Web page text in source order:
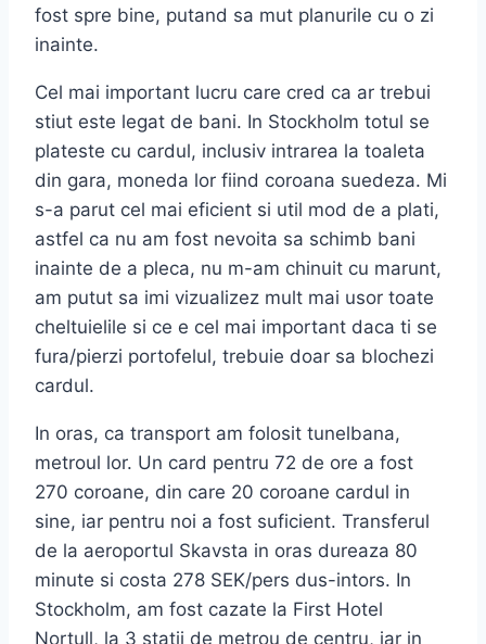
fost spre bine, putand sa mut planurile cu o zi
inainte.
Cel mai important lucru care cred ca ar trebui
stiut este legat de bani. In Stockholm totul se
plateste cu cardul, inclusiv intrarea la toaleta
din gara, moneda lor fiind coroana suedeza. Mi
s-a parut cel mai eficient si util mod de a plati,
astfel ca nu am fost nevoita sa schimb bani
inainte de a pleca, nu m-am chinuit cu marunt,
am putut sa imi vizualizez mult mai usor toate
cheltuielile si ce e cel mai important daca ti se
fura/pierzi portofelul, trebuie doar sa blochezi
cardul.
In oras, ca transport am folosit tunelbana,
metroul lor. Un card pentru 72 de ore a fost
270 coroane, din care 20 coroane cardul in
sine, iar pentru noi a fost suficient. Transferul
de la aeroportul Skavsta in oras dureaza 80
minute si costa 278 SEK/pers dus-intors. In
Stockholm, am fost cazate la First Hotel
Nortull, la 3 statii de metrou de centru, iar in